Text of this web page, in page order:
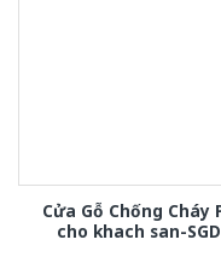
Cửa Gỗ Chống Cháy
cho khach san-SGD